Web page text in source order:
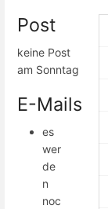
Post
keine Post
am Sonntag
E-Mails
es
wer
de
n
noc